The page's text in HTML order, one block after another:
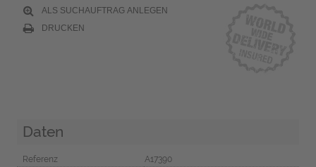
ALS SUCHAUFTRAG ANLEGEN
DRUCKEN
Daten
Referenz
A17390